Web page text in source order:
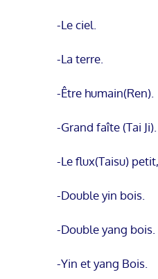
-Le ciel.
-La terre.
-Être humain(Ren).
-Grand faîte (Tai Ji).
-Le flux(Taisu)
-Double yin bois.
-Double yang bois.
-Yin et yang Bois.